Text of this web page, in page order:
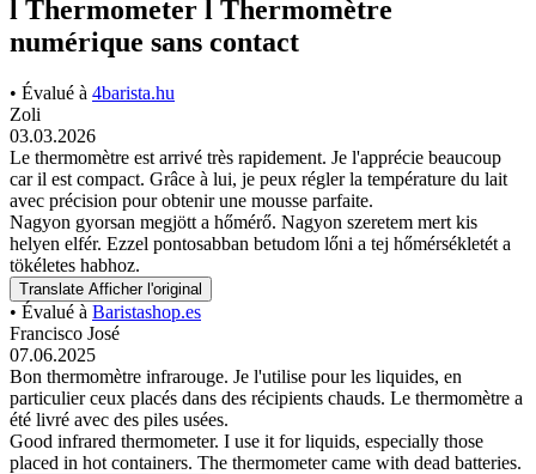
l Thermometer l Thermomètre
numérique sans contact
• Évalué à 4barista.hu
Zoli
03.03.2026
Le thermomètre est arrivé très rapidement. Je l'apprécie beaucoup
car il est compact. Grâce à lui, je peux régler la température du lait
avec précision pour obtenir une mousse parfaite.
Nagyon gyorsan megjött a hőmérő. Nagyon szeretem mert kis
helyen elfér. Ezzel pontosabban betudom lőni a tej hőmérsékletét a
tökéletes habhoz.
Translate Afficher l'original
• Évalué à Baristashop.es
Francisco José
07.06.2025
Bon thermomètre infrarouge. Je l'utilise pour les liquides, en
particulier ceux placés dans des récipients chauds. Le thermomètre a
été livré avec des piles usées.
Good infrared thermometer. I use it for liquids, especially those
placed in hot containers. The thermometer came with dead batteries.